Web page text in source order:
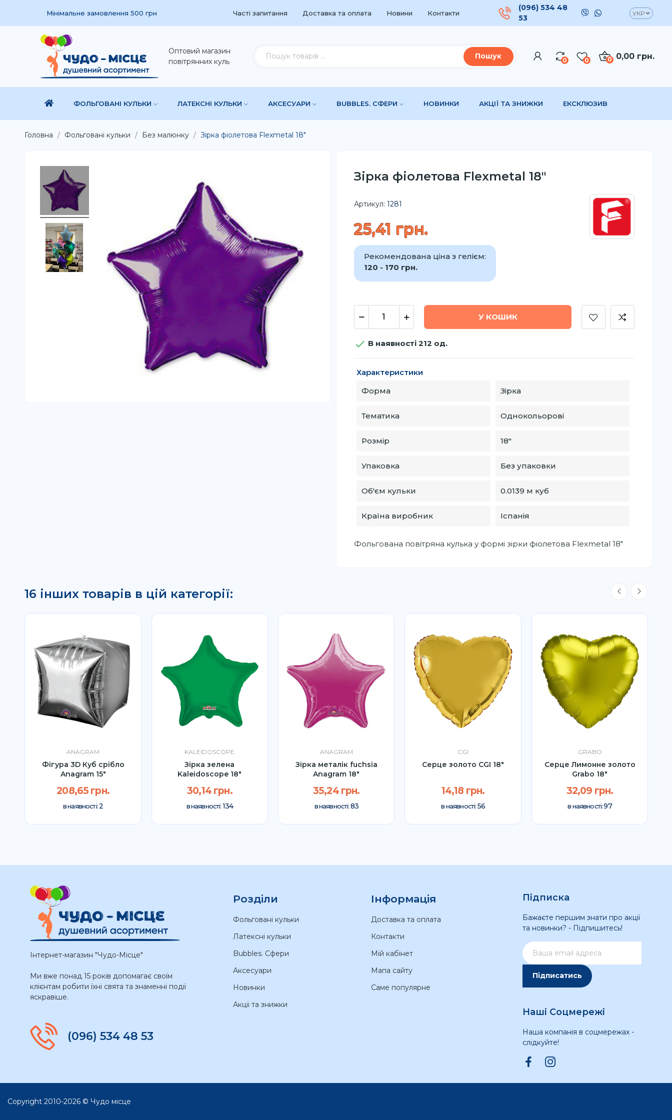
Мінімальне замовлення 500 грн Часті запитання Доставка та оплата Новини Контакти
(096) 534 48
53
УКР
Оптовий магазин
повітрянних куль
Пошук 0 0 0,00 грн.
0
ФОЛЬГОВАНІ КУЛЬКИ ЛАТЕКСНІ КУЛЬКИ АКСЕСУАРИ BUBBLES. СФЕРИ НОВИНКИ АКЦІЇ ТА ЗНИЖКИ ЕКСКЛЮЗИВ
Головна Фольговані кульки Без малюнку Зірка фіолетова Flexmetal 18"
Зірка фіолетова Flexmetal 18"
Артикул: 1281
25,41 грн.
Рекомендована ціна з гелієм:
120 - 170 грн.
У КОШИК
 В наявності 212 од.
Характеристики
Форма
Зірка
Тематика Однокольорові
Розмір 18″
Упаковка Без упаковки
Об'єм кульки 0.0139 м куб
Країна виробник Іспанія
Фольгована повітряна кулька у формі зірки фіолетова Flexmetal 18"
16 інших товарів в цій категорії:
ANAGRAM
Фігура 3D Куб срібло
Anagram 15"
208,65 грн.
в наявності:2
KALEIDOSCOPE
Зірка зелена
Kaleidoscope 18"
30,14 грн.
в наявності: 134
ANAGRAM
Зірка металік fuchsia
Anagram 18"
35,24 грн.
в наявності: 83
CGI
Серце золото CGI 18"
14,18 грн.
в наявності: 56
GRABO
Серце Лимонне золото
Grabo 18"
32,09 грн.
в наявності:97
Інтернет-магазин "Чудо-Місце"
Ми вже понад 15 років допомагає своїм
клієнтам робити їхні свята та знаменні події
яскравіше.
(096) 534 48 53
Розділи
Фольговані кульки
Латексні кульки
Bubbles. Сфери
Аксесуари
Новинки
Акціі та знижки
Інформація
Доставка та оплата
Контакти
Мій кабінет
Мапа сайту
Саме популярне
Підписка
Бажаєте першим знати про акції
та новинки? - Підпишитесь!
Підписатись
Наші Соцмережі
Наша компанія в соцмережах -
слідкуйте!
Copyright 2010-2026 © Чудо місце